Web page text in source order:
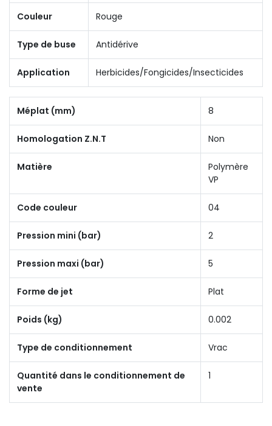
Couleur Rouge
Type de buse Antidérive
Application Herbicides/Fongicides/Insecticides
Méplat (mm) 8
Homologation Z.N.T Non
Matière
Polymère
VP
Code couleur 04
Pression mini (bar) 2
Pression maxi (bar) 5
Forme de jet Plat
Poids (kg) 0.002
Type de conditionnement Vrac
Quantité dans le conditionnement de
vente
1